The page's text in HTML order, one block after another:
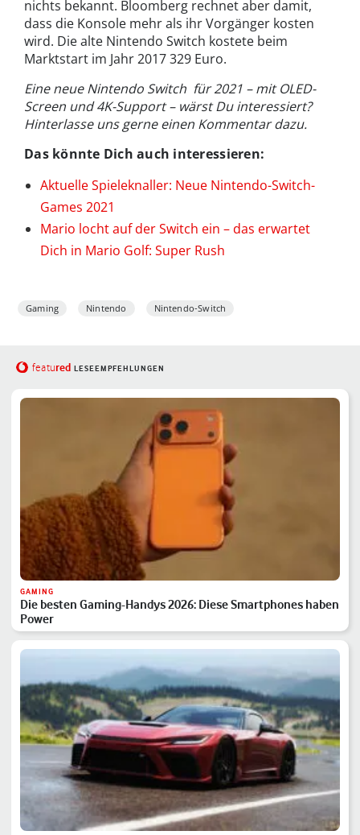
nichts bekannt. Bloomberg rechnet aber damit,
dass die Konsole mehr als ihr Vorgänger kosten
wird. Die alte Nintendo Switch kostete beim
Marktstart im Jahr 2017 329 Euro.
Eine neue Nintendo Switch für 2021 – mit OLED-
Screen und 4K-Support – wärst Du interessiert?
Hinterlasse uns gerne einen Kommentar dazu.
Das könnte Dich auch interessieren:
Aktuelle Spieleknaller: Neue Nintendo-Switch-
Games 2021
Mario locht auf der Switch ein – das erwartet
Dich in Mario Golf: Super Rush
Gaming Nintendo Nintendo-Switch
featured LESEEMPFEHLUNGEN
GAMING
Die besten Gaming-Handys 2026: Diese Smartphones haben
Power